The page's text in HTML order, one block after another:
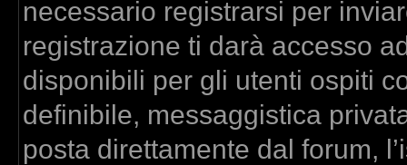
necessario registrarsi per
registrazione ti darà accesso
disponibili per gli utenti ospiti
definibile, messaggistica
posta direttamente dal forum,